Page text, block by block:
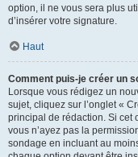
option, il ne vous sera plus
d’insérer votre signature.
Haut
Comment puis-je créer un
Lorsque vous rédigez un
sujet, cliquez sur l’onglet «
principal de rédaction. Si cet
vous n’ayez pas la
sondage en incluant au